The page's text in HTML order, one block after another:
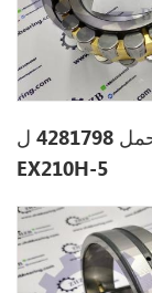
هيتاشي تحمل 4281798 ل
EX210H-5